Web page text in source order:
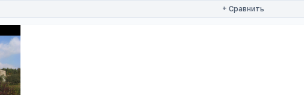
+ Сравнить